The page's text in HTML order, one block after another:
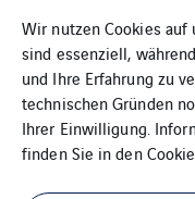
Kontakt
Wir nutzen Cookies
sind essenziell,
und Ihre Erfahrung zu
technischen Gründen
Ihrer Einwilligung.
finden Sie in den